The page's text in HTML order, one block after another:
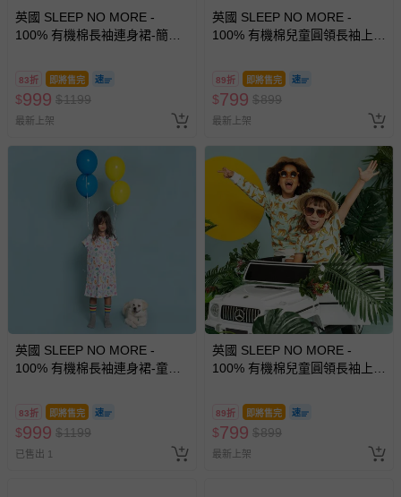
英國 SLEEP NO MORE -
100% 有機棉長袖連身裙-簡筆
83折 即將售完
$999 $1199
最新上架
英國 SLEEP NO MORE -
100% 有機棉兒童圓領長袖上
89折 即將售完
$799 $899
最新上架
英國 SLEEP NO MORE -
100% 有機棉長袖連身裙-童趣
83折 即將售完
$999 $1199
已售出 1
英國 SLEEP NO MORE -
100% 有機棉兒童圓領長袖上
89折 即將售完
$799 $899
最新上架